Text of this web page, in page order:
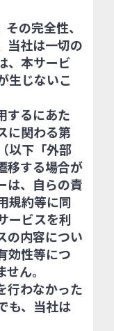
の完全性、
当社は一切の
、本サービ
生じないこ
するにあた
に関わる第
以下「外部
移する場合が
は、自らの責
規約等に同
ービスを利
の内容につい
効性等につ
ん。
行わなかった
も、当社は